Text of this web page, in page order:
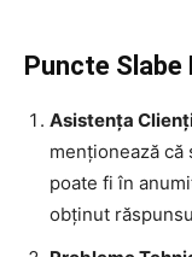
Puncte
Asistența
menționează
poate fi în
obținut